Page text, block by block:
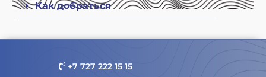
Как добраться
+7 727 222 15 15